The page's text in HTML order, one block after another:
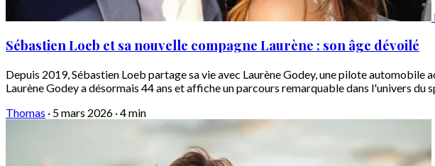
Sébastien Loeb et sa nouvelle compagne Laurène : son âge dévoilé
Depuis 2019, Sébastien Loeb partage sa vie avec Laurène Godey, une pilote
Laurène Godey a désormais 44 ans et affiche un parcours remarquable dans l'univers du
Thomas · 5 mars 2026 ·4 min